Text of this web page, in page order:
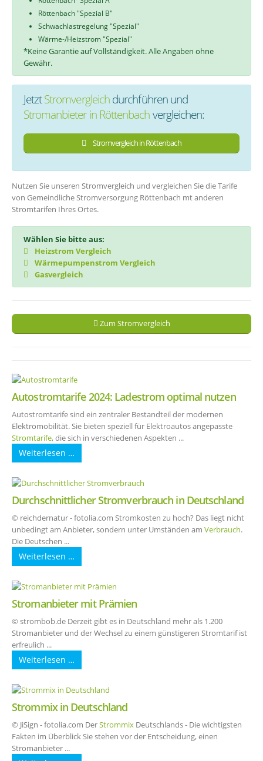
Röttenbach "Spezial B"
Schwachlastregelung "Spezial"
Wärme-/Heizstrom "Spezial"
*Keine Garantie auf Vollständigkeit. Alle Angaben ohne
Gewähr.
JetztStromvergleich durchführen und
Stromanbieter in Röttenbach vergleichen:
Stromvergleich in Röttenbach
Nutzen Sie unseren Stromvergleich und vergleichen Sie die Tarife
von Gemeindliche Stromversorgung Röttenbach mt anderen
Stromtarifen Ihres Ortes.
Wählen Sie bitte aus:
Heizstrom Vergleich
Wärmepumpenstrom Vergleich
Gasvergleich
Zum Stromvergleich
Autostromtarife 2024: Ladestrom optimal nutzen
Autostromtarife sind ein zentraler Bestandteil der modernen
Elektromobilität. Sie bieten speziell für Elektroautos angepasste
Stromtarife, die sich in verschiedenen Aspekten ...
Weiterlesen …
Durchschnittlicher Stromverbrauch in Deutschland
© reichdernatur - fotolia.com Stromkosten zu hoch? Das liegt nicht
unbedingt am Anbieter, sondern unter Umständen am Verbrauch.
Die Deutschen ...
Weiterlesen …
Stromanbieter mit Prämien
© strombob.de Derzeit gibt es in Deutschland mehr als 1.200
Stromanbieter und der Wechsel zu einem günstigeren Stromtarif ist
erfreulich ...
Weiterlesen …
Strommix in Deutschland
© JiSign - fotolia.com DerStrommix Deutschlands - Die wichtigsten
Fakten im Überblick Sie stehen vor der Entscheidung, einen
Stromanbieter ...